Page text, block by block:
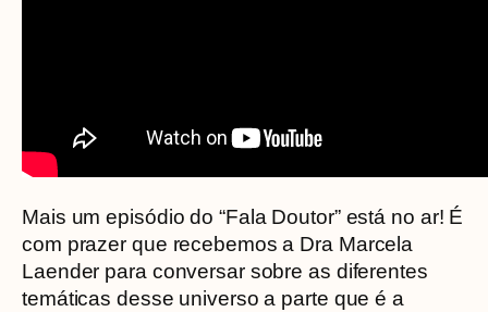
Mais um episódio do “Fala Doutor” está no ar! É
com prazer que recebemos a Dra Marcela
Laender para conversar sobre as diferentes
temáticas desse universo a parte que é a